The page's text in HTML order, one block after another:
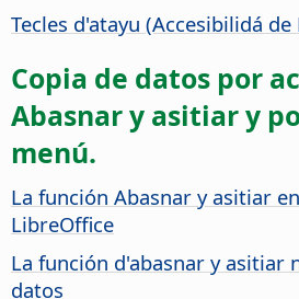
Tecles d'atayu (Accesibilidá de
Copia de datos por
Abasnar y asitiar y
menú.
La función Abasnar y asitiar
LibreOffice
La función d'abasnar y asitiar
datos